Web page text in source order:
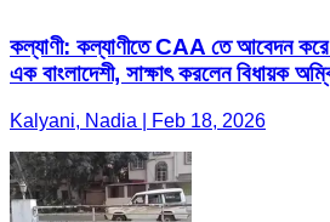
কল্যাণী: কল্যাণীতে CAA তে আবেদন করে
এক বাংলাদেশী, সাক্ষাৎ করলেন বিধায়ক
Kalyani, Nadia | Feb 18, 2026